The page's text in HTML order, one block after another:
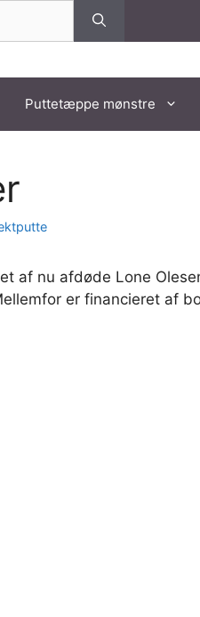
Puttetæppe mønstre
af nu afdøde Lone
er financieret af